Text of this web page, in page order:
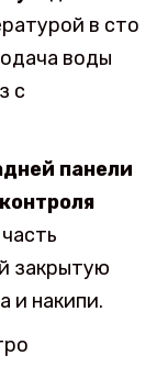
в сто
воды
с
панели
закрытую
и накипи.